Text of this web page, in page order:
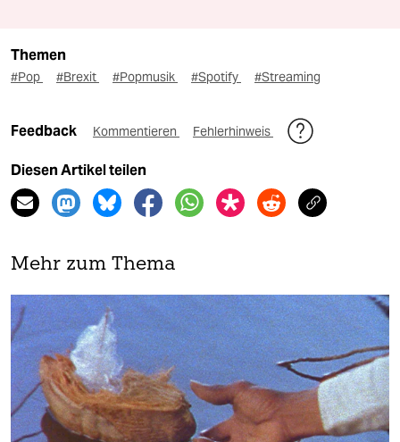
Themen
#Pop #Brexit #Popmusik #Spotify #Streaming
Feedback Kommentieren Fehlerhinweis
Diesen Artikel teilen
Mehr zum Thema